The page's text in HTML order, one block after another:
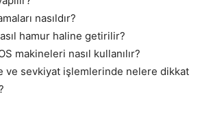
nasıldır?
hamur haline getirilir?
makineleri nasıl kullanılır?
ve sevkiyat işlemlerinde nelere dikkat